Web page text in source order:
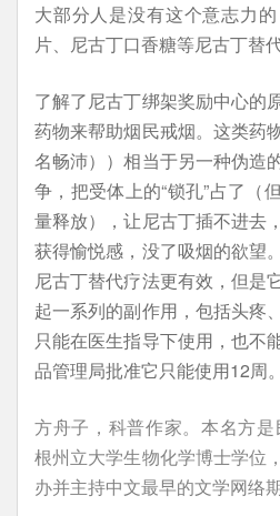
大部分人是没有这个意志力
片、尼古丁口香糖等尼古丁替
了解了尼古丁绑架奖励中心的
药物来帮助烟民戒烟。这类药
名畅沛））相当于另一种伪造
争，把受体上的“锁孔”占了（
量释放），让尼古丁插不进去
获得愉悦感，没了吸烟的欲望
尼古丁替代疗法更有效，但是
起一系列的副作用，包括头疼
只能在医生指导下使用，也不
品管理局批准它只能使用12周。
方舟子，科普作家。本名方
根州立大学生物化学博士学位
办并主持中文最早的文学网络